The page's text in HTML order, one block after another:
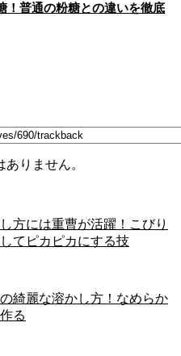
！普通の粉糖との違いを徹底
りません。
方には重曹が活躍！こびり
てピカピカにする技
綺麗な溶かし方！なめらか
る